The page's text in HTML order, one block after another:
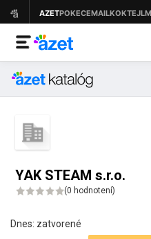
YAK STEAM s.r.o.
(0 hodnotení)
Dnes: zatvorené